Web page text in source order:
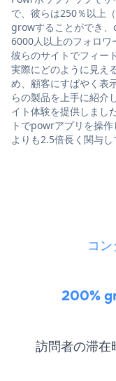
で、彼らは250％以上
growすることができ
6000人以上のフォロワ
彼らのサイトでフィ
実際にどのように見え
め、顧客にすばやく表
らの製品を上手に紹介
イト体験を提供しまし
トでpowrアプリを操
よりも2.5倍長く関与し
コ
200%
訪問者の滞在